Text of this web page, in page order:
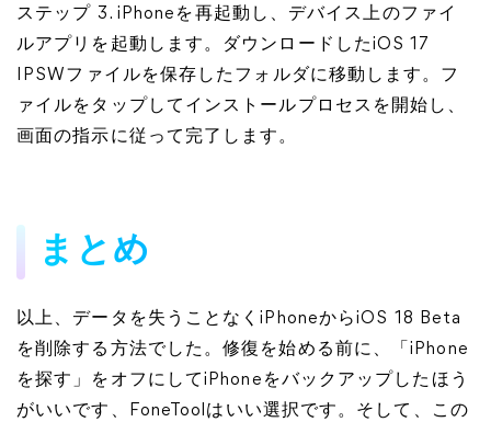
ステップ 3. iPhoneを再起動し、デバイス上のファイ
ルアプリを起動します。ダウンロードしたiOS 17
IPSWファイルを保存したフォルダに移動します。フ
ァイルをタップしてインストールプロセスを開始し、
画面の指示に従って完了します。
まとめ
以上、データを失うことなくiPhoneからiOS 18 Beta
を削除する方法でした。修復を始める前に、「iPhone
を探す」をオフにしてiPhoneをバックアップしたほう
がいいです、FoneToolはいい選択です。そして、この